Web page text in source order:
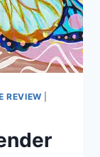
REVIEW